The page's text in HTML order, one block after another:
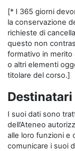
[* I 365 giorni
la conservazione
richieste di
questo non
formativo in merito
o altri elementi
titolare del corso.]
I suoi dati sono
dell’Ateneo
alle loro funzioni e
comunicare i suoi